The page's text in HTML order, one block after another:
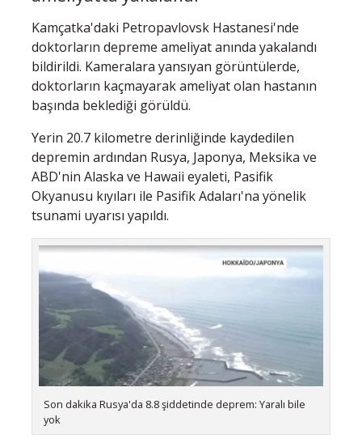
Kamçatka'daki Petropavlovsk Hastanesi'nde
doktorların depreme ameliyat anında yakalandı
bildirildi. Kameralara yansıyan görüntülerde,
doktorların kaçmayarak ameliyat olan hastanın
başında beklediği görüldü.
Yerin 20.7 kilometre derinliğinde kaydedilen
depremin ardından Rusya, Japonya, Meksika ve
ABD'nin Alaska ve Hawaii eyaleti, Pasifik
Okyanusu kıyıları ile Pasifik Adaları'na yönelik
tsunami uyarısı yapıldı.
Son dakika Rusya'da 8.8 şiddetinde deprem: Yaralı bile
yok